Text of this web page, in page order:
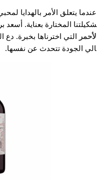
عندما يتعلق الأمر بالهدايا
شكيلتنا المختارة بعناية. أسعد
لأحمر التي اخترناها بخبرة. دع
الي الجودة تتحدث عن نفسها.